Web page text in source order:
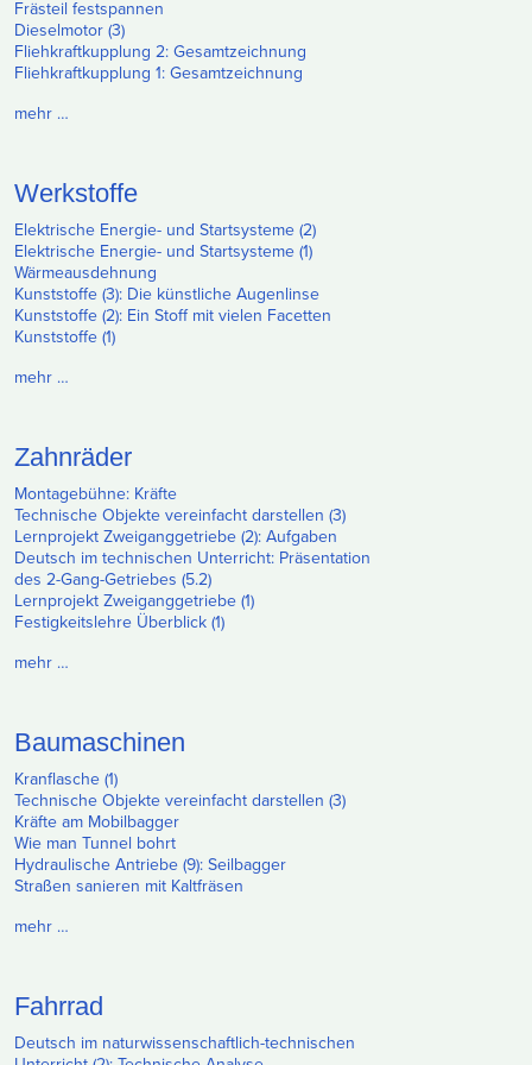
Frästeil festspannen
Dieselmotor (3)
Fliehkraftkupplung 2: Gesamtzeichnung
Fliehkraftkupplung 1: Gesamtzeichnung
mehr …
Werkstoffe
Elektrische Energie- und Startsysteme (2)
Elektrische Energie- und Startsysteme (1)
Wärmeausdehnung
Kunststoffe (3): Die künstliche Augenlinse
Kunststoffe (2): Ein Stoff mit vielen Facetten
Kunststoffe (1)
mehr …
Zahnräder
Montagebühne: Kräfte
Technische Objekte vereinfacht darstellen (3)
Lernprojekt Zweiganggetriebe (2): Aufgaben
Deutsch im technischen Unterricht: Präsentation
des 2-Gang-Getriebes (5.2)
Lernprojekt Zweiganggetriebe (1)
Festigkeitslehre Überblick (1)
mehr …
Baumaschinen
Kranflasche (1)
Technische Objekte vereinfacht darstellen (3)
Kräfte am Mobilbagger
Wie man Tunnel bohrt
Hydraulische Antriebe (9): Seilbagger
Straßen sanieren mit Kaltfräsen
mehr …
Fahrrad
Deutsch im naturwissenschaftlich-technischen